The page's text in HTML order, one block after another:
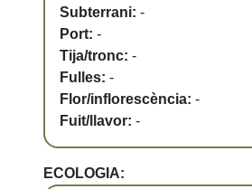
Subterrani: -
Port: -
Tija/tronc: -
Fulles: -
Flor/inflorescència: -
Fuit/llavor: -
ECOLOGIA: